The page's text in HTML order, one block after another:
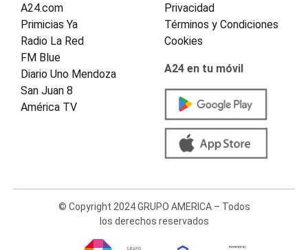
A24.com
Primicias Ya
Radio La Red
FM Blue
Diario Uno Mendoza
San Juan 8
América TV
Privacidad
Términos y Condiciones
Cookies
A24 en tu móvil
© Copyright 2024 GRUPO AMERICA – Todos
los derechos reservados